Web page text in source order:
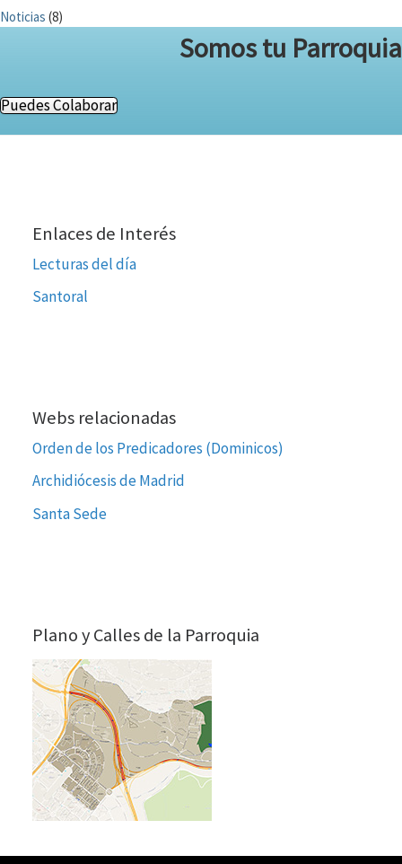
Noticias (8)
Somos tu Parroquia
Puedes Colaborar
Enlaces de Interés
Lecturas del día
Santoral
Webs relacionadas
Orden de los Predicadores (Dominicos)
Archidiócesis de Madrid
Santa Sede
Plano y Calles de la Parroquia